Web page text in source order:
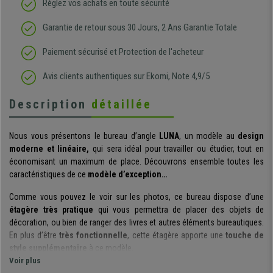
Réglez vos achats en toute sécurité
Garantie de retour sous 30 Jours, 2 Ans Garantie Totale
Paiement sécurisé et Protection de l'acheteur
Avis clients authentiques sur Ekomi, Note 4,9/5
Description détaillée
Nous vous présentons le bureau d’angle LUNA, un modèle au design
moderne et linéaire, qui sera idéal pour travailler ou étudier, tout en
économisant un maximum de place. Découvrons ensemble toutes les
caractéristiques de ce modèle d’exception…
Comme vous pouvez le voir sur les photos, ce bureau dispose d’une
étagère très pratique qui vous permettra de placer des objets de
décoration, ou bien de ranger des livres et autres éléments bureautiques.
En plus d’être très fonctionnelle, cette étagère apporte une touche de
style supplémentaire
à ce modèle.
Voir plus